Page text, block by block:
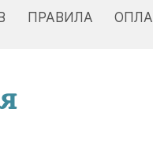
ПРАВИЛА